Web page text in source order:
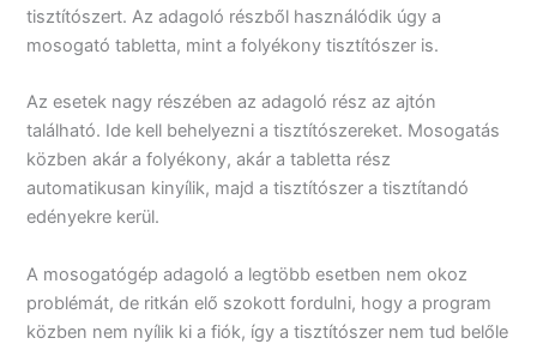
tisztítószert. Az adagoló részből használódik úgy a
mosogató tabletta, mint a folyékony tisztítószer is.
Az esetek nagy részében az adagoló rész az ajtón
található. Ide kell behelyezni a tisztítószereket. Mosogatás
közben akár a folyékony, akár a tabletta rész
automatikusan kinyílik, majd a tisztítószer a tisztítandó
edényekre kerül.
A mosogatógép adagoló a legtöbb esetben nem okoz
problémát, de ritkán elő szokott fordulni, hogy a program
közben nem nyílik ki a fiók, így a tisztítószer nem tud belőle